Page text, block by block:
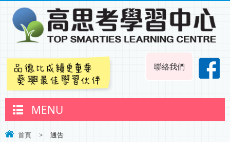
聯絡我們
MENU
首頁 > 通告